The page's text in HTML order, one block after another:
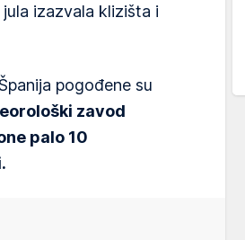
izazvala klizišta i
pogođene su
zavod
palo 10